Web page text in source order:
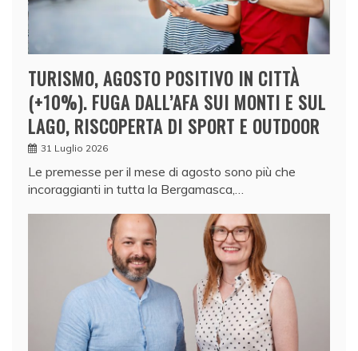
TURISMO, AGOSTO POSITIVO IN CITTÀ
(+10%). FUGA DALL’AFA SUI MONTI E SUL
LAGO, RISCOPERTA DI SPORT E OUTDOOR
31 Luglio 2026
Le premesse per il mese di agosto sono più che
incoraggianti in tutta la Bergamasca,…